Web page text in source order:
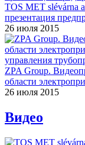
TOS MET slévárna
презентация
26 июля 2015
ZPA Group.
области
26 июля 2015
Видео